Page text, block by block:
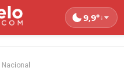
9,9°↓
Nacional